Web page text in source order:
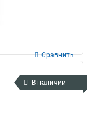
Сравнить
В наличии